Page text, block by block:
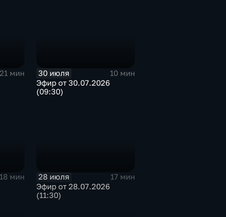
21 мин
30 июля
10 мин
Эфир от 30.07.2026
(09:30)
18 мин
28 июля
17 мин
Эфир от 28.07.2026
(11:30)